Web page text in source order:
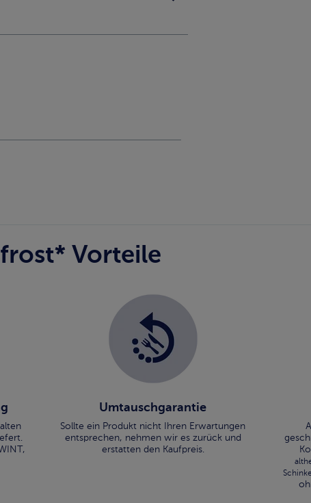
Vorteile
Umtauschgarantie
Sollte ein Produkt nicht Ihren Erwartungen
entsprechen, nehmen wir es zurück und
erstatten den Kaufpreis.